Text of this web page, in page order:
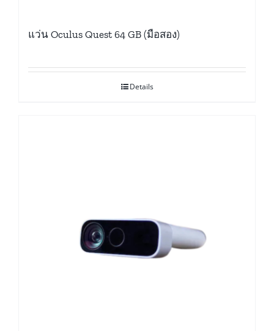
แว่น Oculus Quest 64 GB (มือสอง)
Details